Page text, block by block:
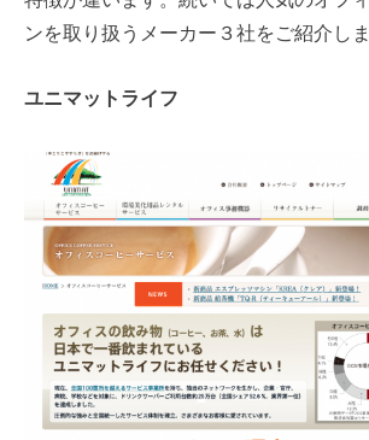
ンを取り扱うメーカー３社をご紹介しま
ユニマットライフ